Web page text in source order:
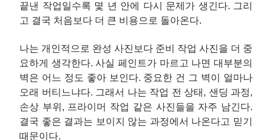
끝낸 작업일수록 몇 년 안에 다시 문제가 생긴다. 그리
고 결국 처음보다 더 큰 비용으로 돌아온다.
나는 개인적으로 완성 사진보다 준비 작업 사진을 더 중
요하게 생각한다. 사실 페인트가 마르고 나면 대부분의
벽은 어느 정도 좋아 보인다. 중요한 건 그 벽이 얼마나
오래 버티느냐다. 그래서 나는 작업 전 상태, 샌딩 과정,
손상 부위, 프라이머 작업 같은 사진들을 자주 남긴다.
결국 좋은 결과는 보이지 않는 과정에서 나온다고 믿기
때문이다.